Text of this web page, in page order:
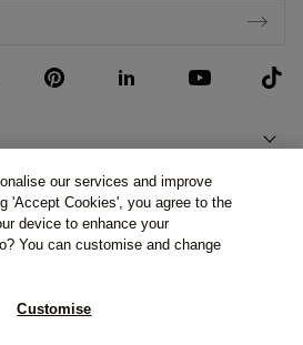
©2026 77 Diamonds GmbH
Italia - IT13575800969 -
our services and improve
'Accept Cookies', you agree to the
device to enhance your
You can customise and change
Customise